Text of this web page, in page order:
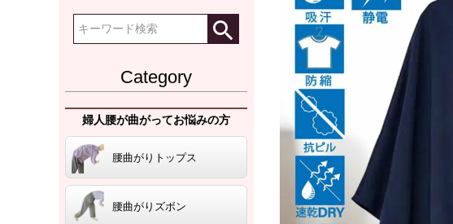
Category
婦人腰が曲がってお悩みの方
腰曲がりトップス
腰曲がりズボン